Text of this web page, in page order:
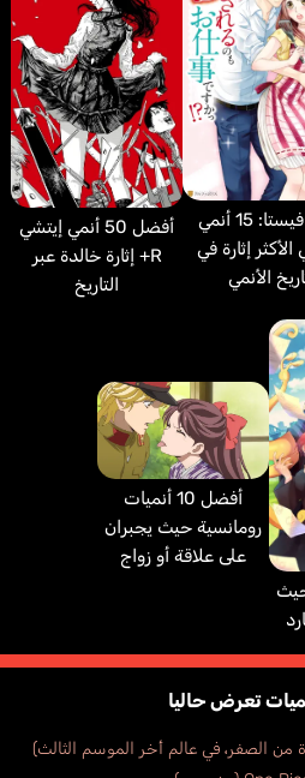
أنمي فيستا: 15 أنمي
الأكثر إثارة في
الأنمي
أفضل 50 أنمي إيتشي
R+ إثارة خالدة عبر
التاريخ
حيث
أفضل 10 أنميات
رومانسية حيث يجبران
على علاقة أو زواج
تعرض حاليا